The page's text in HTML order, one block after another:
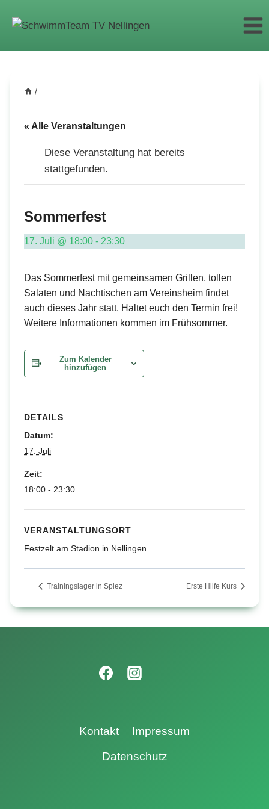
Inhalt
/
« Alle Veranstaltungen
Diese Veranstaltung hat bereits
stattgefunden.
Sommerfest
17. Juli @ 18:00 - 23:30
Das Sommerfest mit gemeinsamen Grillen, tollen
Salaten und Nachtischen am Vereinsheim findet
auch dieses Jahr statt. Haltet euch den Termin frei!
Weitere Informationen kommen im Frühsommer.
Zum Kalender
hinzufügen
DETAILS
Datum:
17. Juli
Zeit:
18:00 - 23:30
VERANSTALTUNGSORT
Festzelt am Stadion in Nellingen
Trainingslager in Spiez Erste Hilfe Kurs
Kontakt
Impressum
Datenschutz